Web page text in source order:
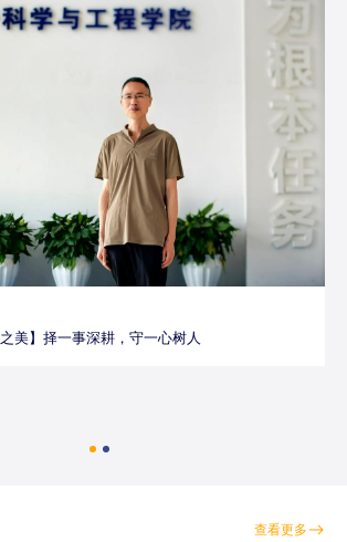
之美】择一事深耕，守一心树人
查看更多